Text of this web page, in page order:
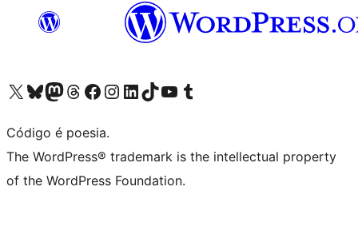
Visite a nossa conta X (antigo Twitter)
Visit our Bluesky account
Visit our Mastodon account
Visit our Threads account
Visite a nossa página do Facebook
Visite a nossa conta no Instagram
Visite a nossa conta no LinkedIn
Visit our TikTok account
Visit our YouTube channel
Visit our Tumblr account
Código é poesia.
The WordPress® trademark is the intellectual property
of the WordPress Foundation.